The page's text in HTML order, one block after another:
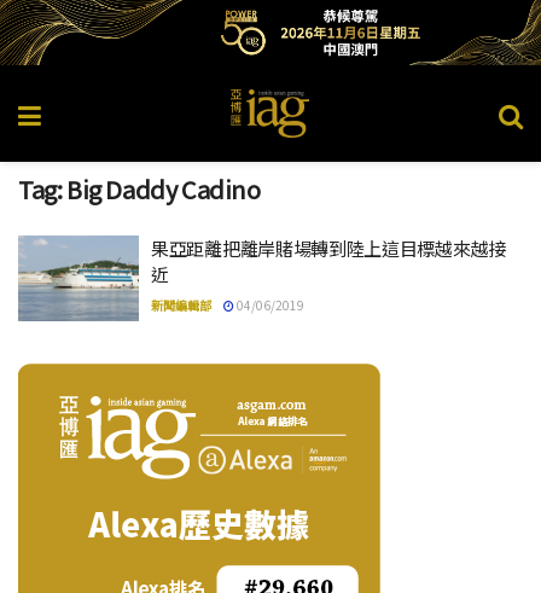
Tag:Big Daddy Cadino
果亞距離把離岸賭場轉到陸上這目標越來越接
近
新聞編輯部 04/06/2019